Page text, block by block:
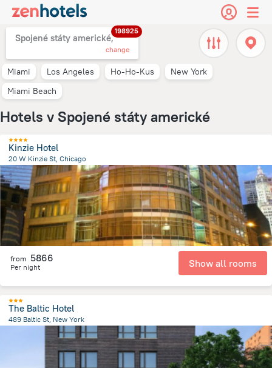
Spojené státy americké,
198925
change
Miami Los Angeles Ho-Ho-Kus
New York
Miami Beach
Hotels v Spojené státy americké
Kinzie Hotel
20 W Kinzie St, Chicago
1.6 kmfrom the center ofSpojené státy americké
from 5866
Per night Show all rooms
The Baltic Hotel
489 Baltic St, New York
from the center of Spojené státy americké